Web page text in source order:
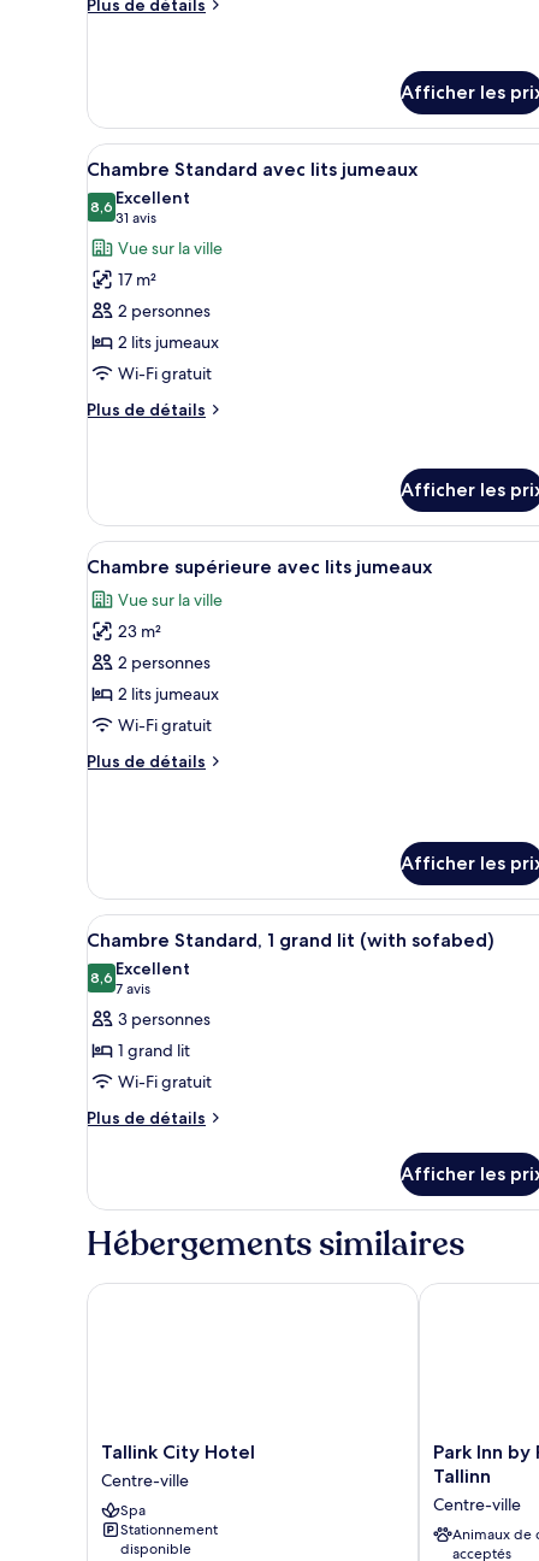
grand
lit
Plus de détails
Standard,
grand
lit
Afficher les
Afficher
toutes
les
photos
pour
ce
type
de
chambre :
Chambre
jumeaux
Chambre Standard avec lits
5
Chambre Standard avec lits jumeaux
8,68,6 sur 10
Excellent
31 avis
(31 avis)
Vue sur la ville
17 m²
2 personnes
2 lits jumeaux
Wi-Fi gratuit
Plus de détails
Plus
Standard
avec
lits
Afficher les
Afficher
toutes
les
photos
pour
ce
type
chambre :
lits
jumeaux
Une chambre d’hôtel avec
6
Chambre supérieure avec lits jumeaux
Vue sur la ville
23 m²
2 personnes
2 lits jumeaux
Wi-Fi gratuit
Plus de détails
Plus
avec
lits
jumeaux
Afficher les
Afficher
toutes
les
photos
pour
ce
type
de
Standard,
1
grand
lit
Chambre Standard, 1 grand
6
Chambre Standard, 1 grand lit (with sofabed)
8,68,6 sur 10
Excellent
7 avis
(7 avis)
3 personnes
1 grand lit
Wi-Fi gratuit
Plus de détails
Plus
Chambre
Standard,
lit
Afficher les
Hébergements similaires
Tallink
City
Hotel
Centre-
ville
Tallink City Hotel
Centre-ville
Spa
Stationnement
disponible
Tallink City Hotel
Park
Inn
Radisson
Central
Park Inn by
Tallinn
Centre-ville
Animaux de
acceptés
Park Inn by